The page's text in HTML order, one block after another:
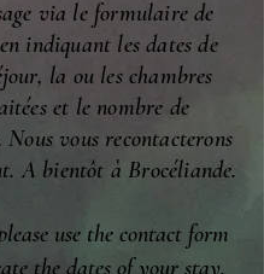
via le formulaire de
indiquant les dates de
la ou les chambres
et le nombre de
Nous vous recontacterons
A bientôt à Brocéliande.
use the contact form
the dates of your stay,